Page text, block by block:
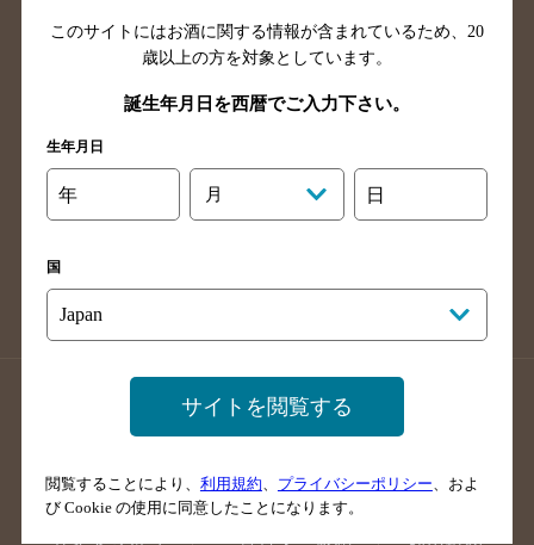
山口県のバー検索
鳥取県のバー検索
島根県のバー検索
徳島県のバー検索
高知県のバー検索
福岡県のバー検索
長崎県のバー検索
佐賀県のバー検索
店舗登録方法のご案内
店舗情報更新方法のご案内
掲載店舗様ログイン
このサイトにはお酒に関する情報が含まれているため、 20
歳以上の方を対象としています。
誕生年月日を西暦でご入力下さい。
生年月日
年 月 日
国
サイトを閲覧する
閲覧することにより、 利用規約 プライバシーポリシー 、およ
び Cookie の使用に同意したことになります。